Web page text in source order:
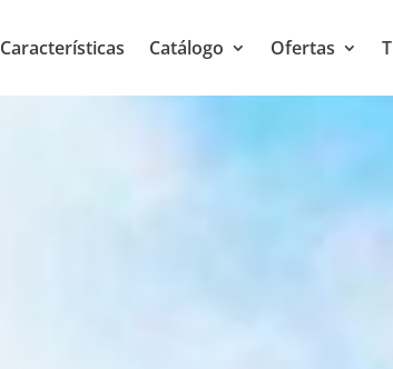
Características Catálogo Ofertas